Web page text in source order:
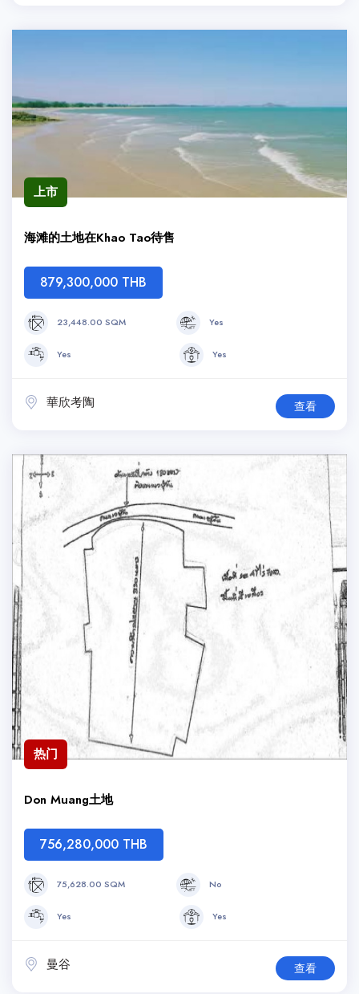
上市
海滩的土地在Khao Tao待售
879,300,000 THB
23,448.00 SQM Yes
Yes Yes
華欣考陶 查看
热门
Don Muang土地
756,280,000 THB
75,628.00 SQM No
Yes Yes
曼谷 查看